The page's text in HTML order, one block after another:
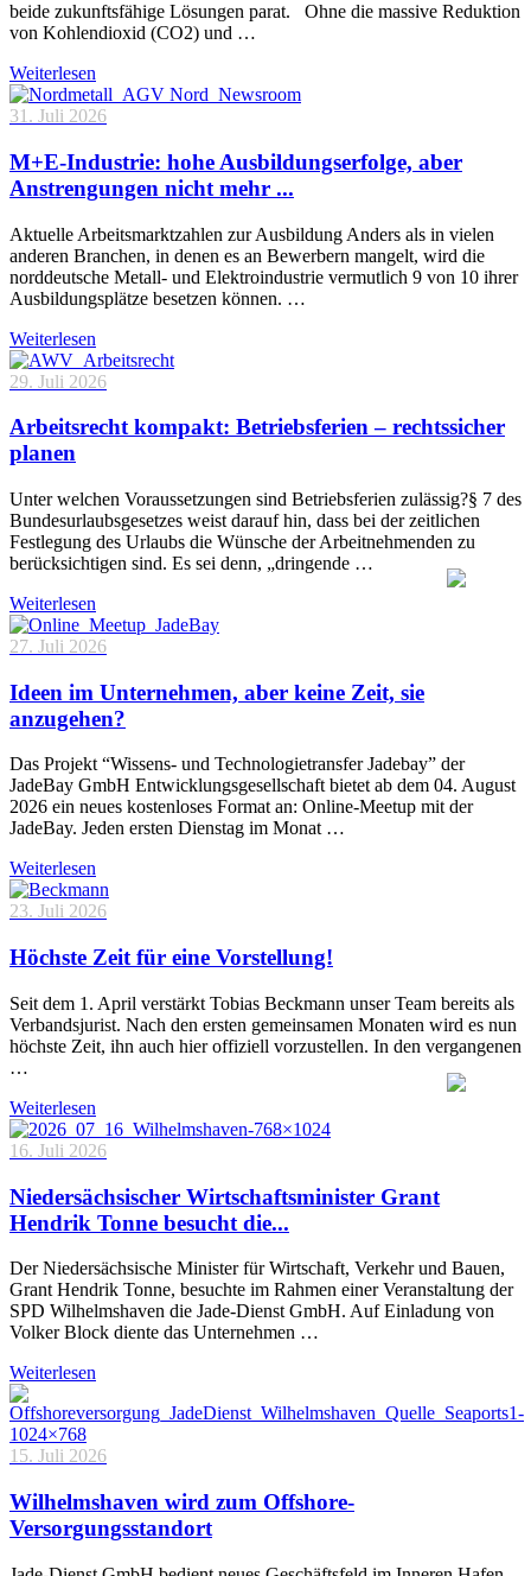
beide zukunftsfähige Lösungen parat. Ohne die massive Reduktion
von Kohlendioxid (CO2) und …
Weiterlesen
31. Juli 2026
M+E-Industrie: hohe Ausbildungserfolge, aber
Anstrengungen nicht mehr ...
Aktuelle Arbeitsmarktzahlen zur Ausbildung Anders als in vielen
anderen Branchen, in denen es an Bewerbern mangelt, wird die
norddeutsche Metall- und Elektroindustrie vermutlich 9 von 10 ihrer
Ausbildungsplätze besetzen können. …
Weiterlesen
29. Juli 2026
Arbeitsrecht kompakt: Betriebsferien – rechtssicher
planen
Unter welchen Voraussetzungen sind Betriebsferien zulässig?§ 7 des
Bundesurlaubsgesetzes weist darauf hin, dass bei der zeitlichen
Festlegung des Urlaubs die Wünsche der Arbeitnehmenden zu
berücksichtigen sind. Es sei denn, „dringende …
Weiterlesen
27. Juli 2026
Ideen im Unternehmen, aber keine Zeit, sie
anzugehen?
Das Projekt “Wissens- und Technologietransfer Jadebay” der
JadeBay GmbH Entwicklungsgesellschaft bietet ab dem 04. August
2026 ein neues kostenloses Format an: Online-Meetup mit der
JadeBay. Jeden ersten Dienstag im Monat …
Weiterlesen
23. Juli 2026
Höchste Zeit für eine Vorstellung!
Seit dem 1. April verstärkt Tobias Beckmann unser Team bereits als
Verbandsjurist. Nach den ersten gemeinsamen Monaten wird es nun
höchste Zeit, ihn auch hier offiziell vorzustellen. In den vergangenen
…
Weiterlesen
16. Juli 2026
Niedersächsischer Wirtschaftsminister Grant
Hendrik Tonne besucht die...
Der Niedersächsische Minister für Wirtschaft, Verkehr und Bauen,
Grant Hendrik Tonne, besuchte im Rahmen einer Veranstaltung der
SPD Wilhelmshaven die Jade-Dienst GmbH. Auf Einladung von
Volker Block diente das Unternehmen …
Weiterlesen
15. Juli 2026
Wilhelmshaven wird zum Offshore-
Versorgungsstandort